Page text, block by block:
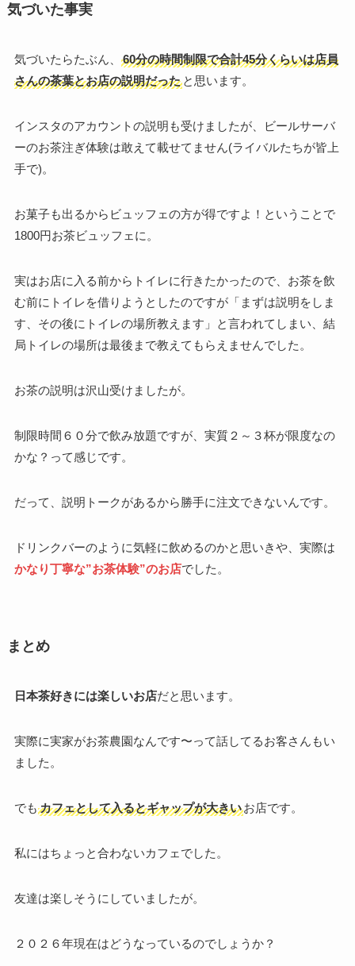
気づいた事実
気づいたらたぶん、
60分の時間制限で合計45分くらいは店員
さんの茶葉とお店の説明だったと思います。
インスタのアカウントの説明も受けましたが、ビールサーバ
ーのお茶注ぎ体験は敢えて載せてません(ライバルたちが皆上
手で)。
お菓子も出るからビュッフェの方が得ですよ！ということで
1800円お茶ビュッフェに。
実はお店に入る前からトイレに行きたかったので、お茶を飲
む前にトイレを借りようとしたのですが「まずは説明をしま
す、その後にトイレの場所教えます」と言われてしまい、結
局トイレの場所は最後まで教えてもらえませんでした。
お茶の説明は沢山受けましたが。
制限時間６０分で飲み放題ですが、実質２～３杯が限度なの
かな？って感じです。
だって、説明トークがあるから勝手に注文できないんです。
ドリンクバーのように気軽に飲めるのかと思いきや、実際は
かなり丁寧な”お茶体験”のお店でした。
まとめ
日本茶好きには楽しいお店だと思います。
実際に実家がお茶農園なんです〜って話してるお客さんもい
ました。
でも カフェとして入るとギャップが大きいお店です。
私にはちょっと合わないカフェでした。
友達は楽しそうにしていましたが。
２０２６年現在はどうなっているのでしょうか？